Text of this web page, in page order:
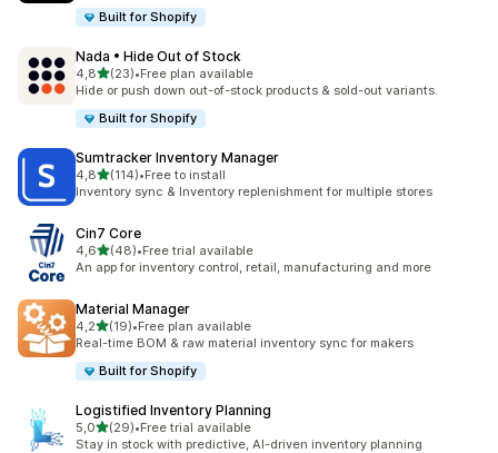
Built for Shopify
Nada • Hide Out of Stock
4,8z 5 hvězd
(23)
Celkový počet recenzí: 23
•Free plan available
Hide or push down out-of-stock products & sold-out variants.
Built for Shopify
Sumtracker Inventory Manager
4,8z 5 hvězd
(114)
Celkový počet recenzí: 114
•Free to install
Inventory sync & Inventory replenishment for multiple stores
Cin7 Core
4,6z 5 hvězd
(48)
Celkový počet recenzí: 48
•Free trial available
An app for inventory control, retail, manufacturing and more
Material Manager
4,2z 5 hvězd
(19)
Celkový počet recenzí: 19
•Free plan available
Real-time BOM & raw material inventory sync for makers
Built for Shopify
Logistified Inventory Planning
5,0z 5 hvězd
(29)
Celkový počet recenzí: 29
•Free trial available
Stay in stock with predictive, AI-driven inventory planning